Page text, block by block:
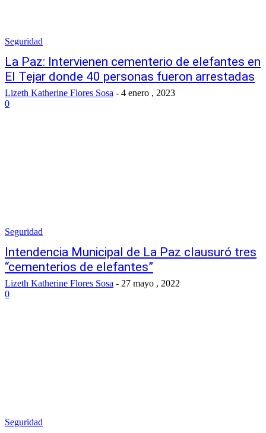
Seguridad
La Paz: Intervienen cementerio de elefantes en
El Tejar donde 40 personas fueron arrestadas
Lizeth Katherine Flores Sosa - 4 enero , 2023
0
Seguridad
Intendencia Municipal de La Paz clausuró tres
“cementerios de elefantes”
Lizeth Katherine Flores Sosa - 27 mayo , 2022
0
Seguridad